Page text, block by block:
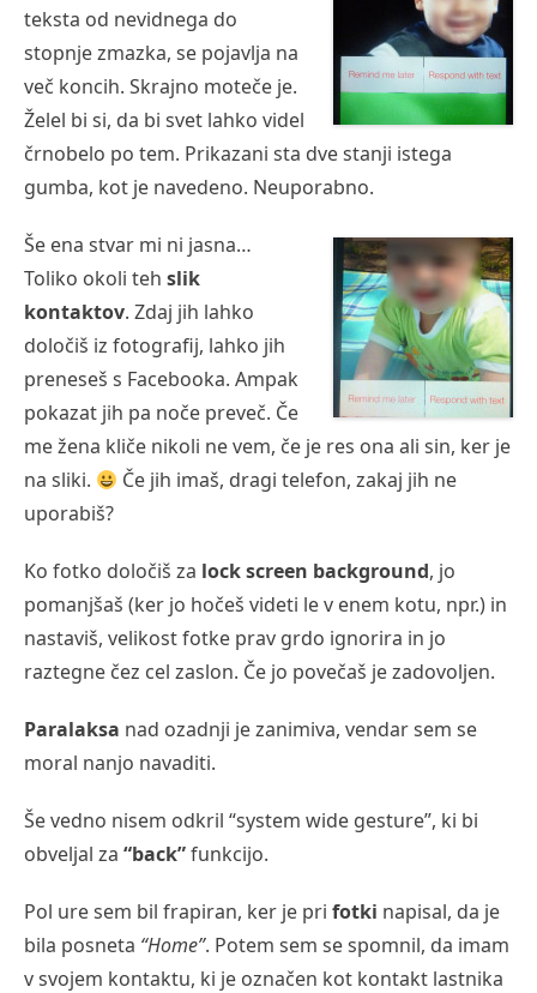
teksta od nevidnega do
stopnje zmazka, se pojavlja na
več koncih. Skrajno moteče je.
Želel bi si, da bi svet lahko videl
črnobelo po tem. Prikazani sta dve stanji istega
gumba, kot je navedeno. Neuporabno.
Še ena stvar mi ni jasna…
Toliko okoli teh slik
kontaktov. Zdaj jih lahko
določiš iz fotografij, lahko jih
preneseš s Facebooka. Ampak
pokazat jih pa noče preveč. Če
me žena kliče nikoli ne vem, če je res ona ali sin, ker je
na sliki.
Če jih imaš, dragi telefon, zakaj jih ne
uporabiš?
Ko fotko določiš za lock screen background, jo
pomanjšaš (ker jo hočeš videti le v enem kotu, npr.) in
nastaviš, velikost fotke prav grdo ignorira in jo
raztegne čez cel zaslon. Če jo povečaš je zadovoljen.
Paralaksa nad ozadnji je zanimiva, vendar sem se
moral nanjo navaditi.
Še vedno nisem odkril “system wide gesture”, ki bi
obveljal za “back”funkcijo.
Pol ure sem bil frapiran, ker je pri fotki napisal, da je
bila posneta “Home”. Potem sem se spomnil, da imam
v svojem kontaktu, ki je označen kot kontakt lastnika